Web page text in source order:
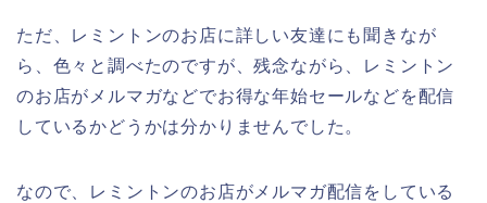
ただ、レミントンのお店に詳しい友達にも聞きなが
ら、色々と調べたのですが、残念ながら、レミントン
のお店がメルマガなどでお得な年始セールなどを配信
しているかどうかは分かりませんでした。
なので、レミントンのお店がメルマガ配信をしている